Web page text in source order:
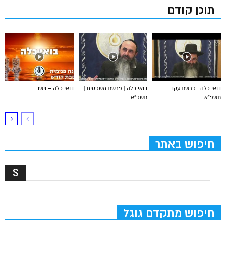
תוכן קודם
בואי כלה – וישב
בואי כלה | פרשת משפטים |
תשפ”א
בואי כלה | פרשת עקב |
תשפ”א
חיפוש באתר
חיפוש מתקדם גוגל